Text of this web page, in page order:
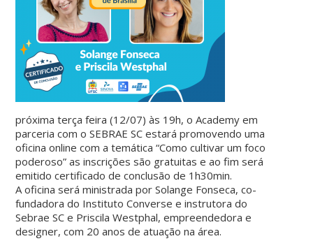
próxima terça feira (12/07) às 19h, o Academy em
parceria com o SEBRAE SC estará promovendo uma
oficina online com a temática “Como cultivar um foco
poderoso” as inscrições são gratuitas e ao fim será
emitido certificado de conclusão de 1h30min.
A oficina será ministrada por Solange Fonseca, co-
fundadora do Instituto Converse e instrutora do
Sebrae SC e Priscila Westphal, empreendedora e
designer, com 20 anos de atuação na área.